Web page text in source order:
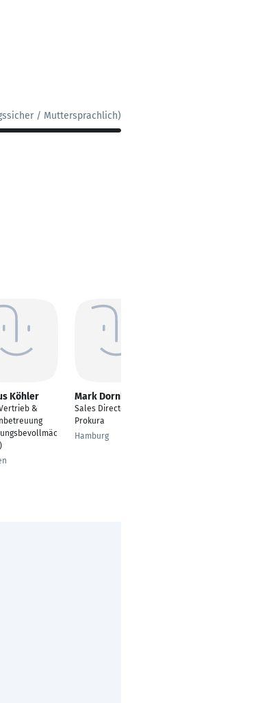
/ Muttersprachlich)
Köhler
&
Mark Dornhöfer
Sales Director mit
Prokura
Hamburg